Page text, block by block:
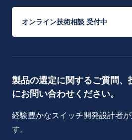
オンライン技術相談 受付中
製品の選定に関するご質問、
にお問い合わせください。
経験豊かなスイッチ開発設計者
す。